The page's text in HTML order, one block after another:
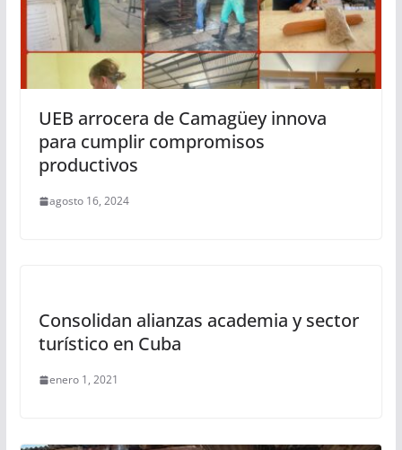
UEB arrocera de Camagüey innova
para cumplir compromisos
productivos
agosto 16, 2024
Consolidan alianzas academia y sector
turístico en Cuba
enero 1, 2021